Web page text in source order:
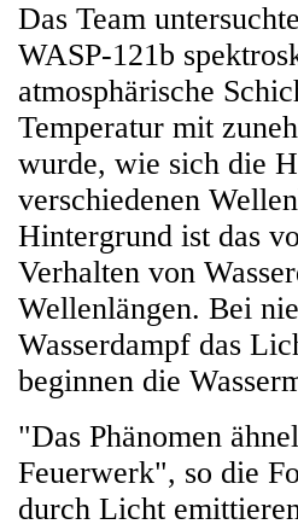
Das Team
WASP-121b
atmosphärische
Temperatur mit
wurde, wie sich die
verschiedenen
Hintergrund ist das
Verhalten von
Wellenlängen. Bei
Wasserdampf das
beginnen die
"Das Phänomen
Feuerwerk", so die
durch Licht